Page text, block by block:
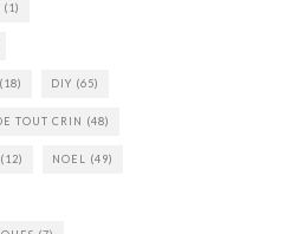
(1)
(18) DIY (65)
TOUT CRIN (48)
(12) NOEL (49)